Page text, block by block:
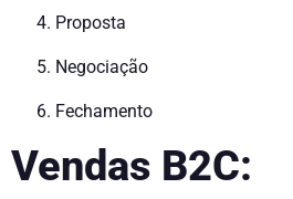
Proposta
Negociação
Fechamento
Vendas B2C: